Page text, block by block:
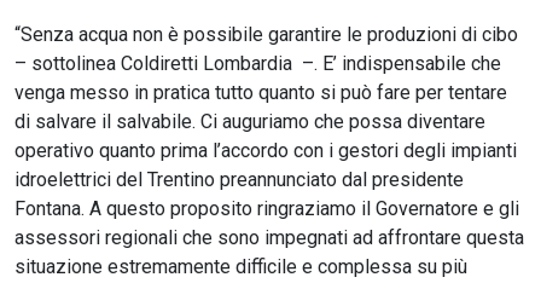
“Senza acqua non è possibile garantire le produzioni di cibo
– sottolinea Coldiretti Lombardia –. E’ indispensabile che
venga messo in pratica tutto quanto si può fare per tentare
di salvare il salvabile. Ci auguriamo che possa diventare
operativo quanto prima l’accordo con i gestori degli impianti
idroelettrici del Trentino preannunciato dal presidente
Fontana. A questo proposito ringraziamo il Governatore e gli
assessori regionali che sono impegnati ad affrontare questa
situazione estremamente difficile e complessa su più